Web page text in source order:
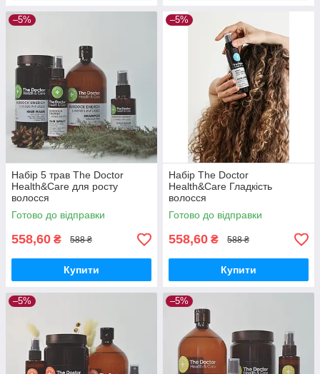
–5%
Набір 5 трав The Doctor
Health&Care для росту
волосся
Готово до відправки
558,60 ₴ 588 ₴
Купити
–5%
Набір The Doctor
Health&Care Гладкість
волосся
Готово до відправки
558,60 ₴ 588 ₴
Купити
–5% –5%